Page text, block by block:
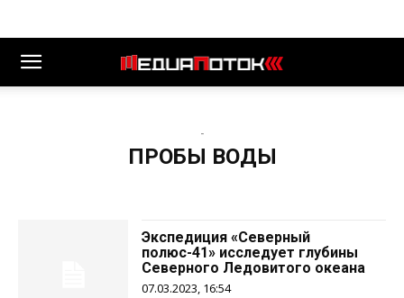
-
ПРОБЫ ВОДЫ
Экспедиция «Северный
полюс-41» исследует глубины
Северного Ледовитого океана
07.03.2023, 16:54